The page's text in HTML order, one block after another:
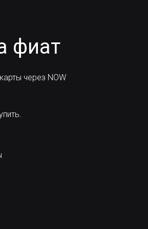
фиат
через NOW